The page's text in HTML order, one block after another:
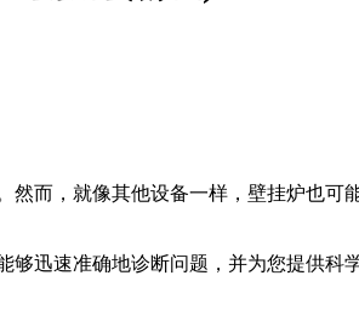
而，就像其他设备一样，壁挂炉也可
迅速准确地诊断问题，并为您提供